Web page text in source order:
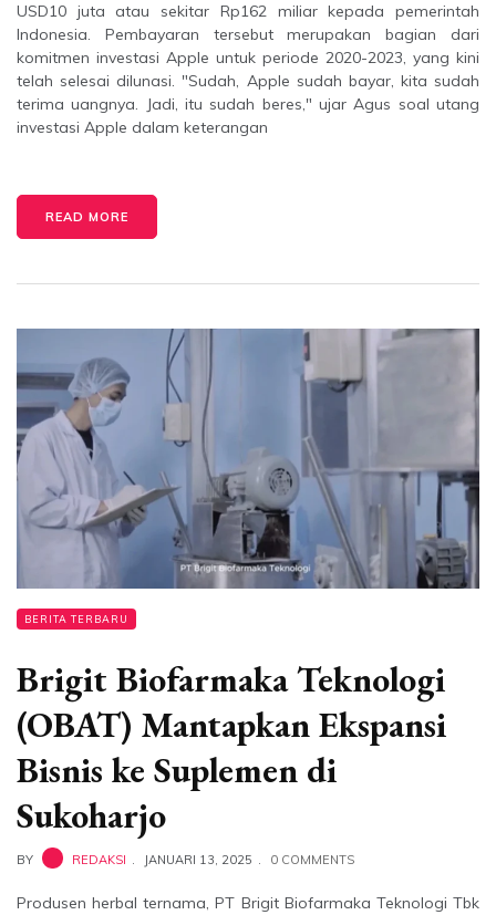
USD10 juta atau sekitar Rp162 miliar kepada pemerintah
Indonesia. Pembayaran tersebut merupakan bagian dari
komitmen investasi Apple untuk periode 2020-2023, yang kini
telah selesai dilunasi. "Sudah, Apple sudah bayar, kita sudah
terima uangnya. Jadi, itu sudah beres," ujar Agus soal utang
investasi Apple dalam keterangan
READ MORE
BERITA TERBARU
Brigit Biofarmaka Teknologi
(OBAT) Mantapkan Ekspansi
Bisnis ke Suplemen di
Sukoharjo
BY REDAKSI JANUARI 13, 2025 0 COMMENTS
Produsen herbal ternama, PT Brigit Biofarmaka Teknologi Tbk